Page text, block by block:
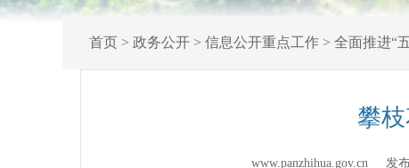
首页> 政务公开> 信息公开重点工作> 全面推进“
攀
www.panzhihua.gov.cn 发布